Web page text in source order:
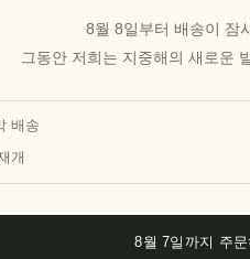
이 특별한 선
8월 8일부터 배송이 잠
그동안 저희는 지중해의 새로운
배송
개
8월 7일까지 주문